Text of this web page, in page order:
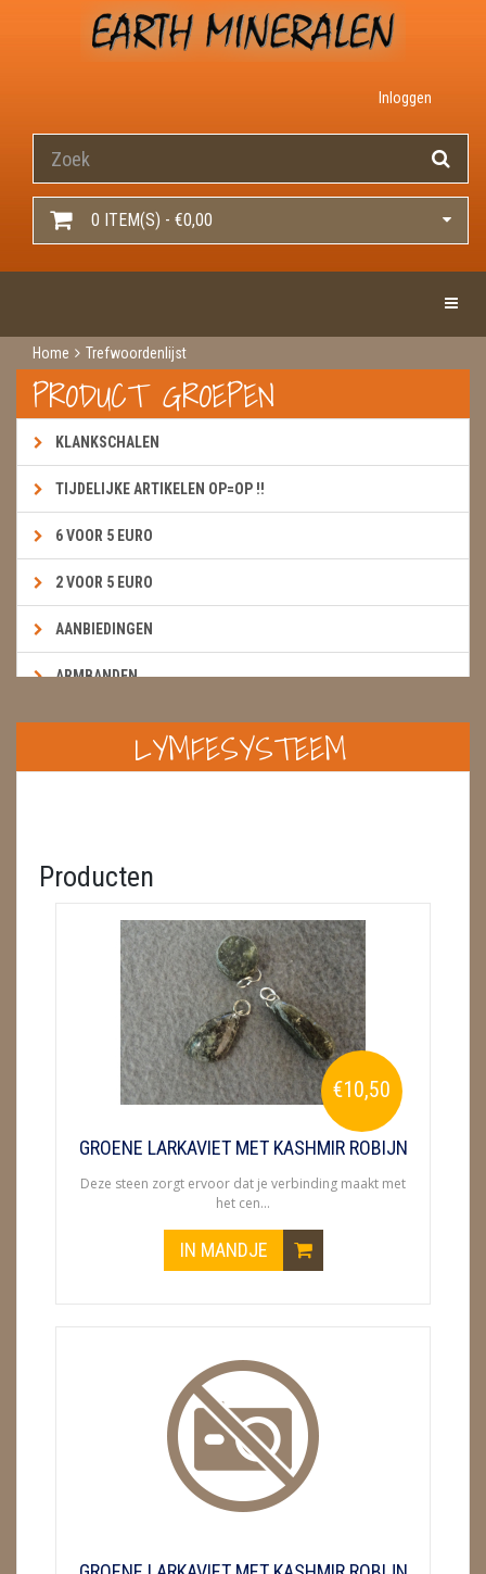
Inloggen
0 ITEM(S) - €0,00
Home Trefwoordenlijst
PRODUCT GROEPEN
KLANKSCHALEN
TIJDELIJKE ARTIKELEN OP=OP !!
6 VOOR 5 EURO
2 VOOR 5 EURO
AANBIEDINGEN
ARMBANDEN
BOEKEN & KAARTEN E.A.R.T.H.
BOLLEN
CADEAUBONNEN
FENG SHUI
GEODE 'S / STANDAARDS
GESLEPEN STENEN
HANGERS
READING EN PERSOONLIJK ADVIES
RUWE STENEN
LYMFESYSTEEM
Producten
€10,50
GROENE LARKAVIET MET KASHMIR ROBIJN
Deze steen zorgt ervoor dat je verbinding maakt met
het cen...
IN MANDJE